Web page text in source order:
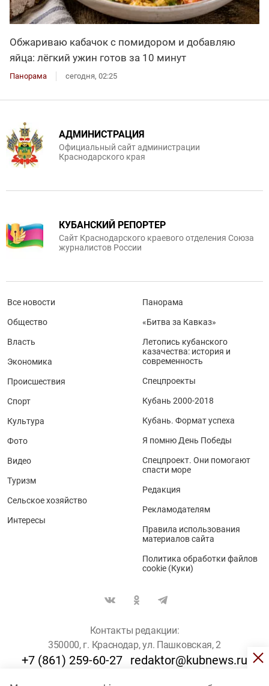
Обжариваю кабачок с помидором и добавляю
яйца: лёгкий ужин готов за 10 минут
Панорама сегодня, 02:25
АДМИНИСТРАЦИЯ
Официальный сайт администрации
Краснодарского края
КУБАНСКИЙ РЕПОРТЕР
Сайт Краснодарского краевого отделения Союза
журналистов России
Все новости
Общество
Власть
Экономика
Происшествия
Спорт
Культура
Фото
Видео
Туризм
Сельское хозяйство
Интересы
Панорама
«Битва за Кавказ»
Летопись кубанского
казачества: история и
современность
Спецпроекты
Кубань 2000-2018
Кубань. Формат успеха
Я помню День Победы
Спецпроект. Они помогают
спасти море
Редакция
Рекламодателям
Правила использования
материалов сайта
Политика обработки файлов
cookie (Куки)
Контакты редакции:
350000, г. Краснодар, ул. Пашковская, 2
+7 (861) 259-60-27 redaktor@kubnews.ru